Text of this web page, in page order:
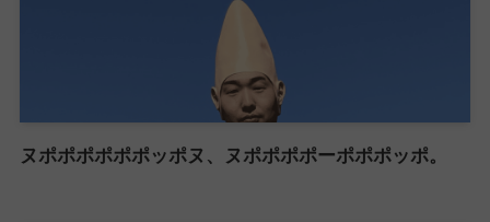
ヌポポポポポポッポヌ、ヌポポポポーポポポッポ。